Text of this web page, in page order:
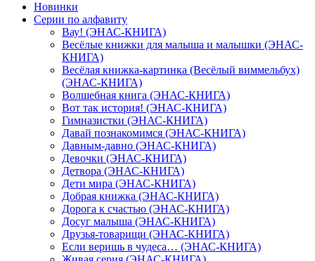
Новинки
Серии по алфавиту
Вау! (ЭНАС-КНИГА)
Весёлые книжки для малыша и малышки (ЭНАС-
КНИГА)
Весёлая книжка-картинка (Весёлый виммельбух)
(ЭНАС-КНИГА)
Волшебная книга (ЭНАС-КНИГА)
Вот так история! (ЭНАС-КНИГА)
Гимназистки (ЭНАС-КНИГА)
Давай познакомимся (ЭНАС-КНИГА)
Давным-давно (ЭНАС-КНИГА)
Девочки (ЭНАС-КНИГА)
Детвора (ЭНАС-КНИГА)
Дети мира (ЭНАС-КНИГА)
Добрая книжка (ЭНАС-КНИГА)
Дорога к счастью (ЭНАС-КНИГА)
Досуг малыша (ЭНАС-КНИГА)
Друзья-товарищи (ЭНАС-КНИГА)
Если веришь в чудеса… (ЭНАС-КНИГА)